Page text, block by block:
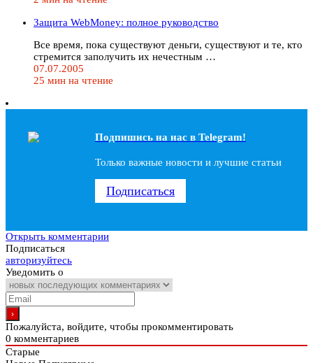
Защита WebMoney: полное руководство
Все время, пока существуют деньги, существуют и те, кто
стремится заполучить их нечестным …
07.07.2005
25 мин на чтение
Подпишись на наc в Telegram!
Только важные новости и лучшие статьи
Подписаться
Открыть комментарии
Подписаться
авторизуйтесь
Уведомить о
Пожалуйста, войдите, чтобы прокомментировать
0 комментариев
Старые